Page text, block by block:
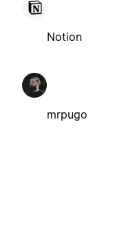
Notion
mrpugo